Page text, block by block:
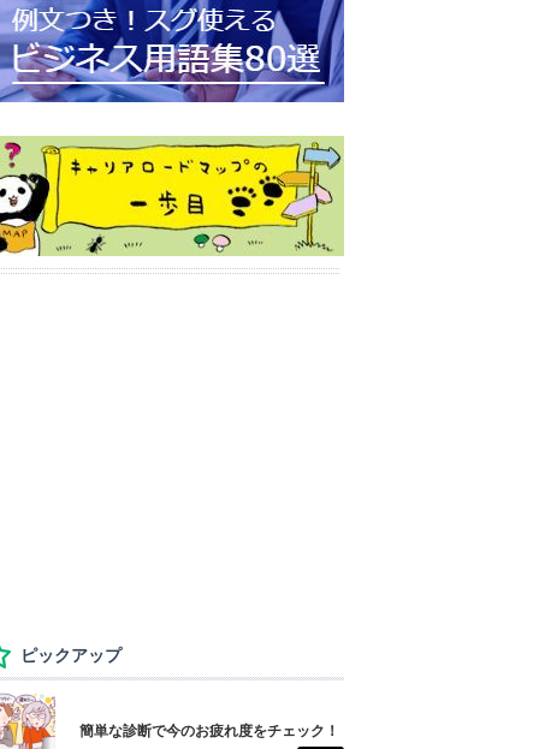
ピックアップ
簡単な診断で今のお疲れ度をチェック！